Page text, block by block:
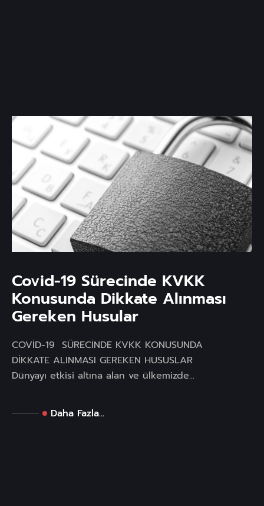
Covid-19 Sürecinde KVKK
Konusunda Dikkate Alınması
Gereken Husular
COVİD-19 SÜRECİNDE KVKK KONUSUNDA
DİKKATE ALINMASI GEREKEN HUSUSLAR
Dünyayı etkisi altına alan ve ülkemizde...
Daha Fazla...